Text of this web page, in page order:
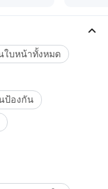
ใบหน้าทั้งหมด
ป้องกัน